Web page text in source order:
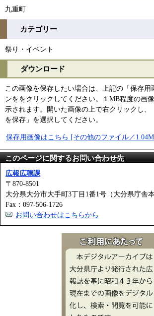
九重町
カテゴリー
祭り・イベント
ダウンロード
この画像を保存したい場合は、上記の「保存用
ンををクリックしてください。１MB程度の画
示されます。開いた画像の上で右クリックし、
を保存」を選択してください。
保存用画像はこちら [その他のファイル／
このページに関するお問い合わせ先
広報広聴課
〒870-8501
大分県大分市大手町3丁目1番1号（大分県庁舎本
Fax：097-506-1726
お問い合わせはこちらから